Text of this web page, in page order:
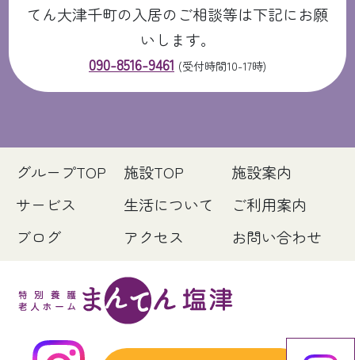
てん大津千町の入居のご相談等は下記にお願
いします。
090-8516-9461 (受付時間10-17時)
グループTOP 施設TOP
施設案内
サービス
生活について
ご利用案内
ブログ
アクセス お問い合わせ